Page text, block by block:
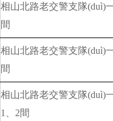
相山北路老交警支隊(duì)
間
相山北路老交警支隊(duì)
間
相山北路老交警支隊(duì)
1、2間